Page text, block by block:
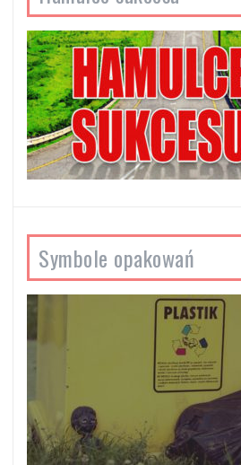
Symbole opakowań